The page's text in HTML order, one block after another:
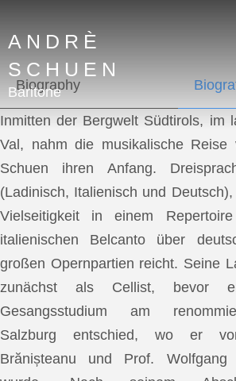
ANDRÈ
SCHUEN
Baritone
Biography
Inmitten der Bergwelt Südtirols, im
Val, nahm die musikalische Reise
Schuen ihren Anfang.
(Ladinisch, Italienisch und
Vielseitigkeit in einem
italienischen Belcanto über
großen Opernpartien reicht. Seine
zunächst als Cellist,
Gesangsstudium am
Salzburg entschied, wo er
Brănișteanu und Prof. Wolfgang